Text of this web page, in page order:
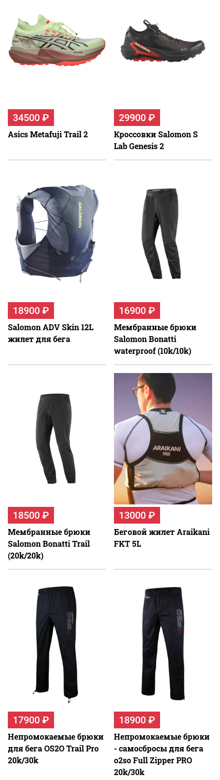
34500 ₽
Asics Metafuji Trail 2
29900 ₽
Кроссовки Salomon S
Lab Genesis 2
18900 ₽
Salomon ADV Skin 12L
жилет для бега
16900 ₽
Мембранные брюки
Salomon Bonatti
waterproof (10k/10k)
18500 ₽
Мембранные брюки
Salomon Bonatti Trail
(20k/20k)
13000 ₽
Беговой жилет Araikani
FKT 5L
17900 ₽
Непромокаемые брюки
для бега OS2O Trail Pro
20k/30k
18900 ₽
Непромокаемые брюки
- самосбросы для бега
o2so Full Zipper PRO
20k/30k